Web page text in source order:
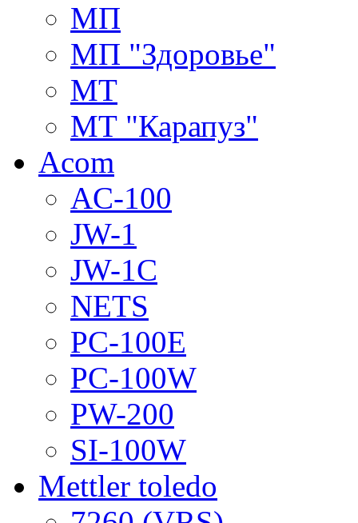
МП
МП "Здоровье"
МТ
МТ "Карапуз"
Acom
AC-100
JW-1
JW-1C
NETS
PC-100E
PC-100W
PW-200
SI-100W
Mettler toledo